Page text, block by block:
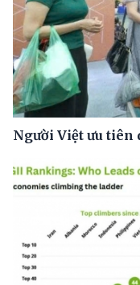
Người Việt ưu tiên